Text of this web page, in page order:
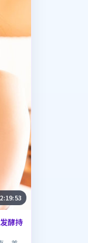
2:19:53
酵持